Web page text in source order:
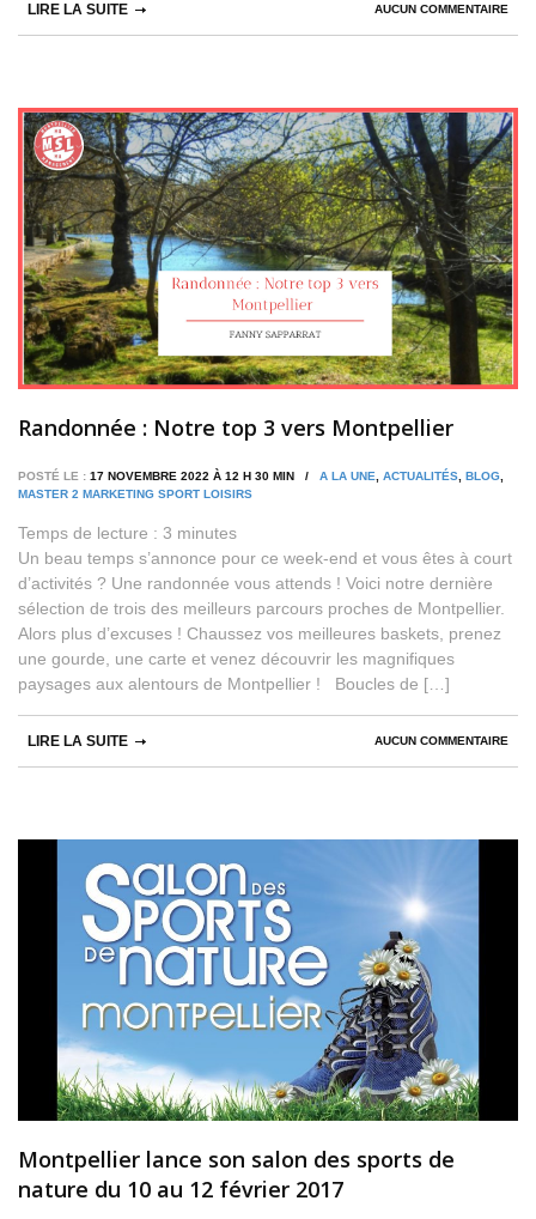
AUCUN COMMENTAIRE
LIRE LA SUITE
Randonnée : Notre top 3 vers Montpellier
POSTÉ LE : 17 NOVEMBRE 2022 À 12 H 30 MIN / A LA UNE ACTUALITÉS BLOG
MASTER 2 MARKETING SPORT LOISIRS
Temps de lecture : 3 minutes
Un beau temps s’annonce pour ce week-end et vous êtes à court
d’activités ? Une randonnée vous attends ! Voici notre dernière
sélection de trois des meilleurs parcours proches de Montpellier.
Alors plus d’excuses ! Chaussez vos meilleures baskets, prenez
une gourde, une carte et venez découvrir les magnifiques
paysages aux alentours de Montpellier ! Boucles de […]
AUCUN COMMENTAIRE
LIRE LA SUITE
Montpellier lance son salon des sports de
nature du 10 au 12 février 2017